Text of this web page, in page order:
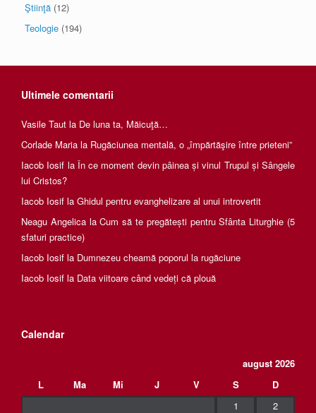
Ştiinţă (12)
Teologie (194)
Ultimele comentarii
Vasile Taut la De luna ta, Măicuţă…
Corlade Maria la Rugăciunea mentală, o „împărtăşire între prieteni”
Iacob Iosif la În ce moment devin pâinea și vinul Trupul și Sângele
lui Cristos?
Iacob Iosif la Ghidul pentru evanghelizare al unui introvertit
Neagu AngelicalaCum să te pregătești pentru Sfânta Liturghie (5
sfaturi practice)
Iacob Iosif la Dumnezeu cheamă poporul la rugăciune
Iacob Iosif la Data viitoare când vedeți că plouă
Calendar
august 2026
L
Ma Mi J V S
D
1
2